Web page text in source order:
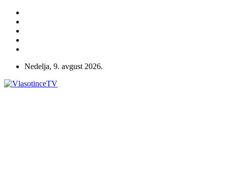
Nedelja, 9. avgust 2026.